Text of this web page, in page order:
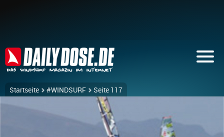
Startseite #WINDSURF Seite 117